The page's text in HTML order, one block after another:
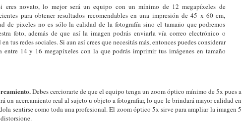
eres novato, lo mejor será un equipo con un mínimo de 12 megapíxeles de
para obtener resultados recomendables en una impresión de 45 x 60 cm,
de pixeles no es sólo la calidad de la fotografía sino el tamaño que podremos
foto, además de que así la imagen podrás enviarla vía correo electrónico o
tus redes sociales. Si aun así crees que necesitás más, entonces puedes considerar
entre 14 y 16 megapíxeles con la que podrás imprimir tus imágenes en tamaño
Debes cerciorarte de que el equipo tenga un zoom óptico mínimo de 5x pues a
un acercamiento real al sujeto u objeto a fotografiar, lo que le brindará mayor calidad en
sentirse como toda una profesional. El zoom óptico 5x sirve para ampliar la imagen 5